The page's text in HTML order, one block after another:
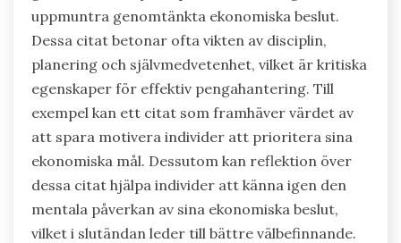
uppmuntra genomtänkta ekonomiska beslut.
Dessa citat betonar ofta vikten av disciplin,
planering och självmedvetenhet, vilket är kritiska
egenskaper för effektiv pengahantering. Till
exempel kan ett citat som framhäver värdet av
att spara motivera individer att prioritera sina
ekonomiska mål. Dessutom kan reflektion över
dessa citat hjälpa individer att känna igen den
mentala påverkan av sina ekonomiska beslut,
vilket i slutändan leder till bättre välbefinnande.